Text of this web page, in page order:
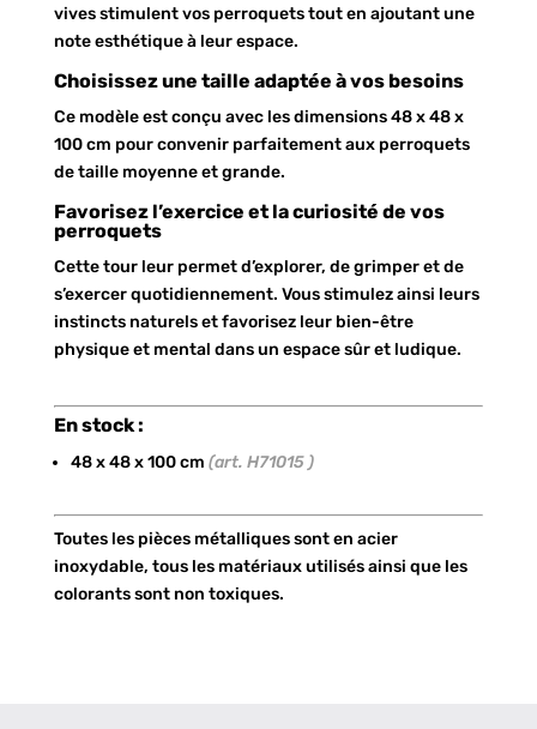
vives stimulent vos perroquets tout en ajoutant une
note esthétique à leur espace.
Choisissez une taille adaptée à vos besoins
Ce modèle est conçu avec les dimensions 48 x 48 x
100 cm pour convenir parfaitement aux perroquets
de taille moyenne et grande.
Favorisez l’exercice et la curiosité de vos
perroquets
Cette tour leur permet d’explorer, de grimper et de
s’exercer quotidiennement. Vous stimulez ainsi leurs
instincts naturels et favorisez leur bien-être
physique et mental dans un espace sûr et ludique.
En stock :
48 x 48 x 100 cm (art. H71015 )
Toutes les pièces métalliques sont en acier
inoxydable, tous les matériaux utilisés ainsi que les
colorants sont non toxiques.